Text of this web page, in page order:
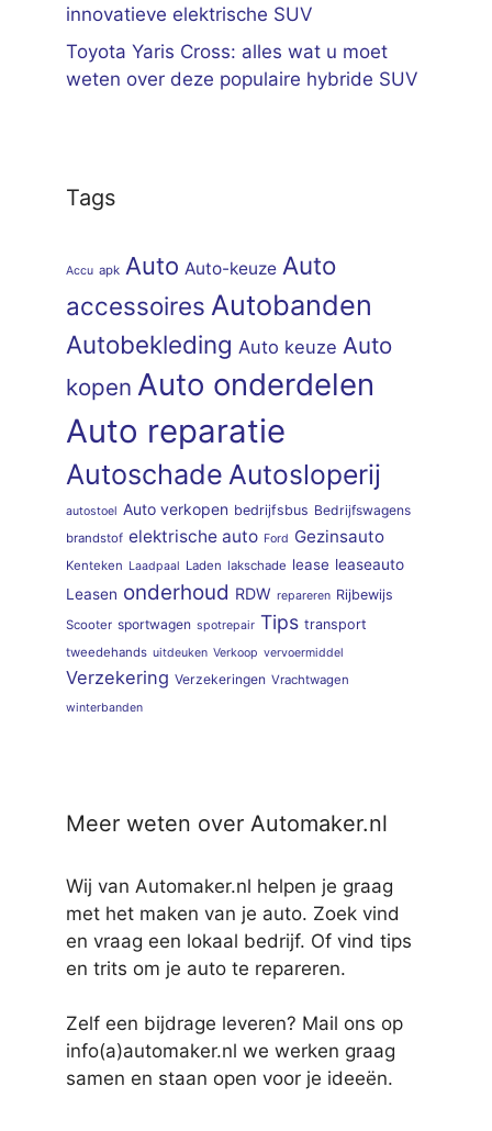
innovatieve elektrische SUV
Toyota Yaris Cross: alles wat u moet
weten over deze populaire hybride SUV
Tags
Accu apk Auto Auto-keuze Auto
accessoires Autobanden
Autobekleding Auto keuze Auto
kopen Auto onderdelen
Auto reparatie
Autoschade Autosloperij
autostoel Auto verkopen bedrijfsbus Bedrijfswagens
brandstof elektrische auto Ford Gezinsauto
Kenteken Laadpaal Laden lakschade lease leaseauto
Leasen onderhoud RDW repareren Rijbewijs
Scooter sportwagen spotrepair Tips transport
tweedehands uitdeuken Verkoop vervoermiddel
Verzekering Verzekeringen Vrachtwagen
winterbanden
Meer weten over Automaker.nl
Wij van Automaker.nl helpen je graag
met het maken van je auto. Zoek vind
en vraag een lokaal bedrijf. Of vind tips
en trits om je auto te repareren.
Zelf een bijdrage leveren? Mail ons op
info(a)automaker.nl we werken graag
samen en staan open voor je ideeën.